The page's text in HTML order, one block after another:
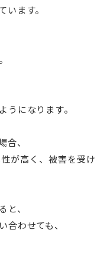
います。
うになります。
、
が高く、被害を受け
、
合わせても、